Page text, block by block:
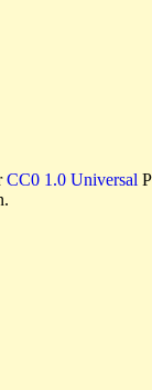
CC0 1.0 Universal